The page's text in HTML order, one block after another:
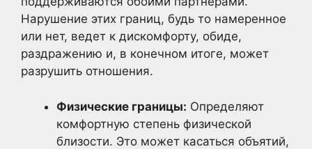
Нарушение этих границ, будь то намеренное
или нет, ведет к дискомфорту, обиде,
раздражению и, в конечном итоге, может
разрушить отношения.
Физические границы: Определяют
комфортную степень физической
близости. Это может касаться объятий,